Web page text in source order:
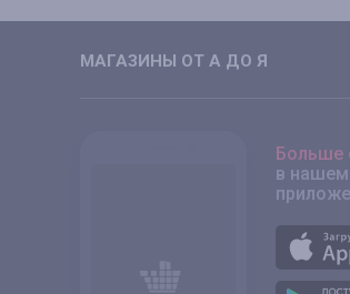
МАГАЗИНЫ ОТ А ДО Я
Больше
в